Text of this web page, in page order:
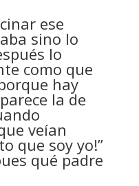
ese
sino lo
lo
como que
hay
la de
veían
que soy yo!”
qué padre